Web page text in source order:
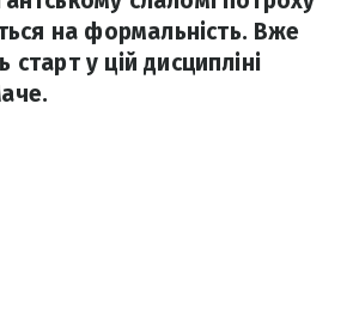
на формальність. Вже
старт у цій дисципліні